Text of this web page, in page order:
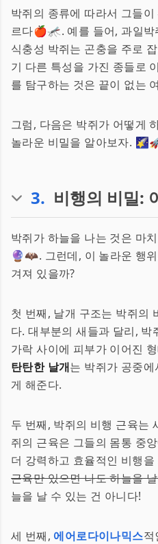
박쥐의 종류에 따라서 그들
르다🍎🦟. 예를 들어, 과일박
식충성 박쥐는 곤충을 주로
기 다른 특성을 가진 종들로
를 탐구하는 것은 끝이 없는
그럼, 다음은 박쥐가 어떻게
놀라운 비밀을 알아보자.
3. 비행의 비밀:
박쥐가 하늘을 나는 것은 마치
🔮🦇. 그런데, 이 놀라운 행
겨져 있을까?
첫 번째, 날개 구조는 박쥐의
다. 대부분의 새들과 달리, 박
가락 사이에 피부가 이어진
탄탄한 날개는 박쥐가 공중
게 해준다.
두 번째, 박쥐의 비행 근육는
쥐의 근육은 그들의 몸통 중
더 강력하고 효율적인 비행
근육만 있으면 나도 하늘을
늘을 날 수 있는 건 아니다!
세 번째, 에어로다이나믹스적